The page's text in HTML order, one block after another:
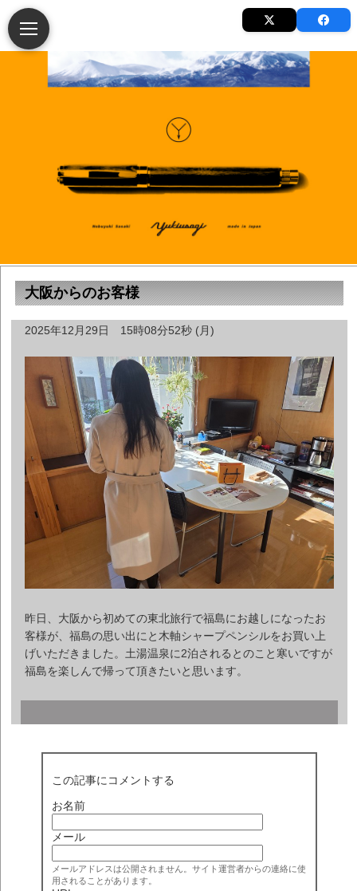
大阪からのお客様
2025年12月29日 15時08分52秒 (月)
昨日、大阪から初めての東北旅行で福島にお越しになったお
客様が、福島の思い出にと木軸シャープペンシルをお買い上
げいただきました。土湯温泉に2泊されるとのこと寒いですが
福島を楽しんで帰って頂きたいと思います。
この記事にコメントする
お名前
メール
メールアドレスは公開されません。サイト運営者からの連絡に使
用されることがあります。